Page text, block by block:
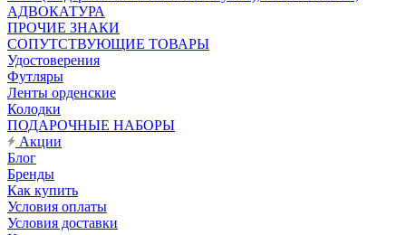
АДВОКАТУРА
ПРОЧИЕ ЗНАКИ
СОПУТСТВУЮЩИЕ ТОВАРЫ
Удостоверения
Футляры
Ленты орденские
Колодки
ПОДАРОЧНЫЕ НАБОРЫ
Акции
Блог
Бренды
Как купить
Условия оплаты
Условия доставки